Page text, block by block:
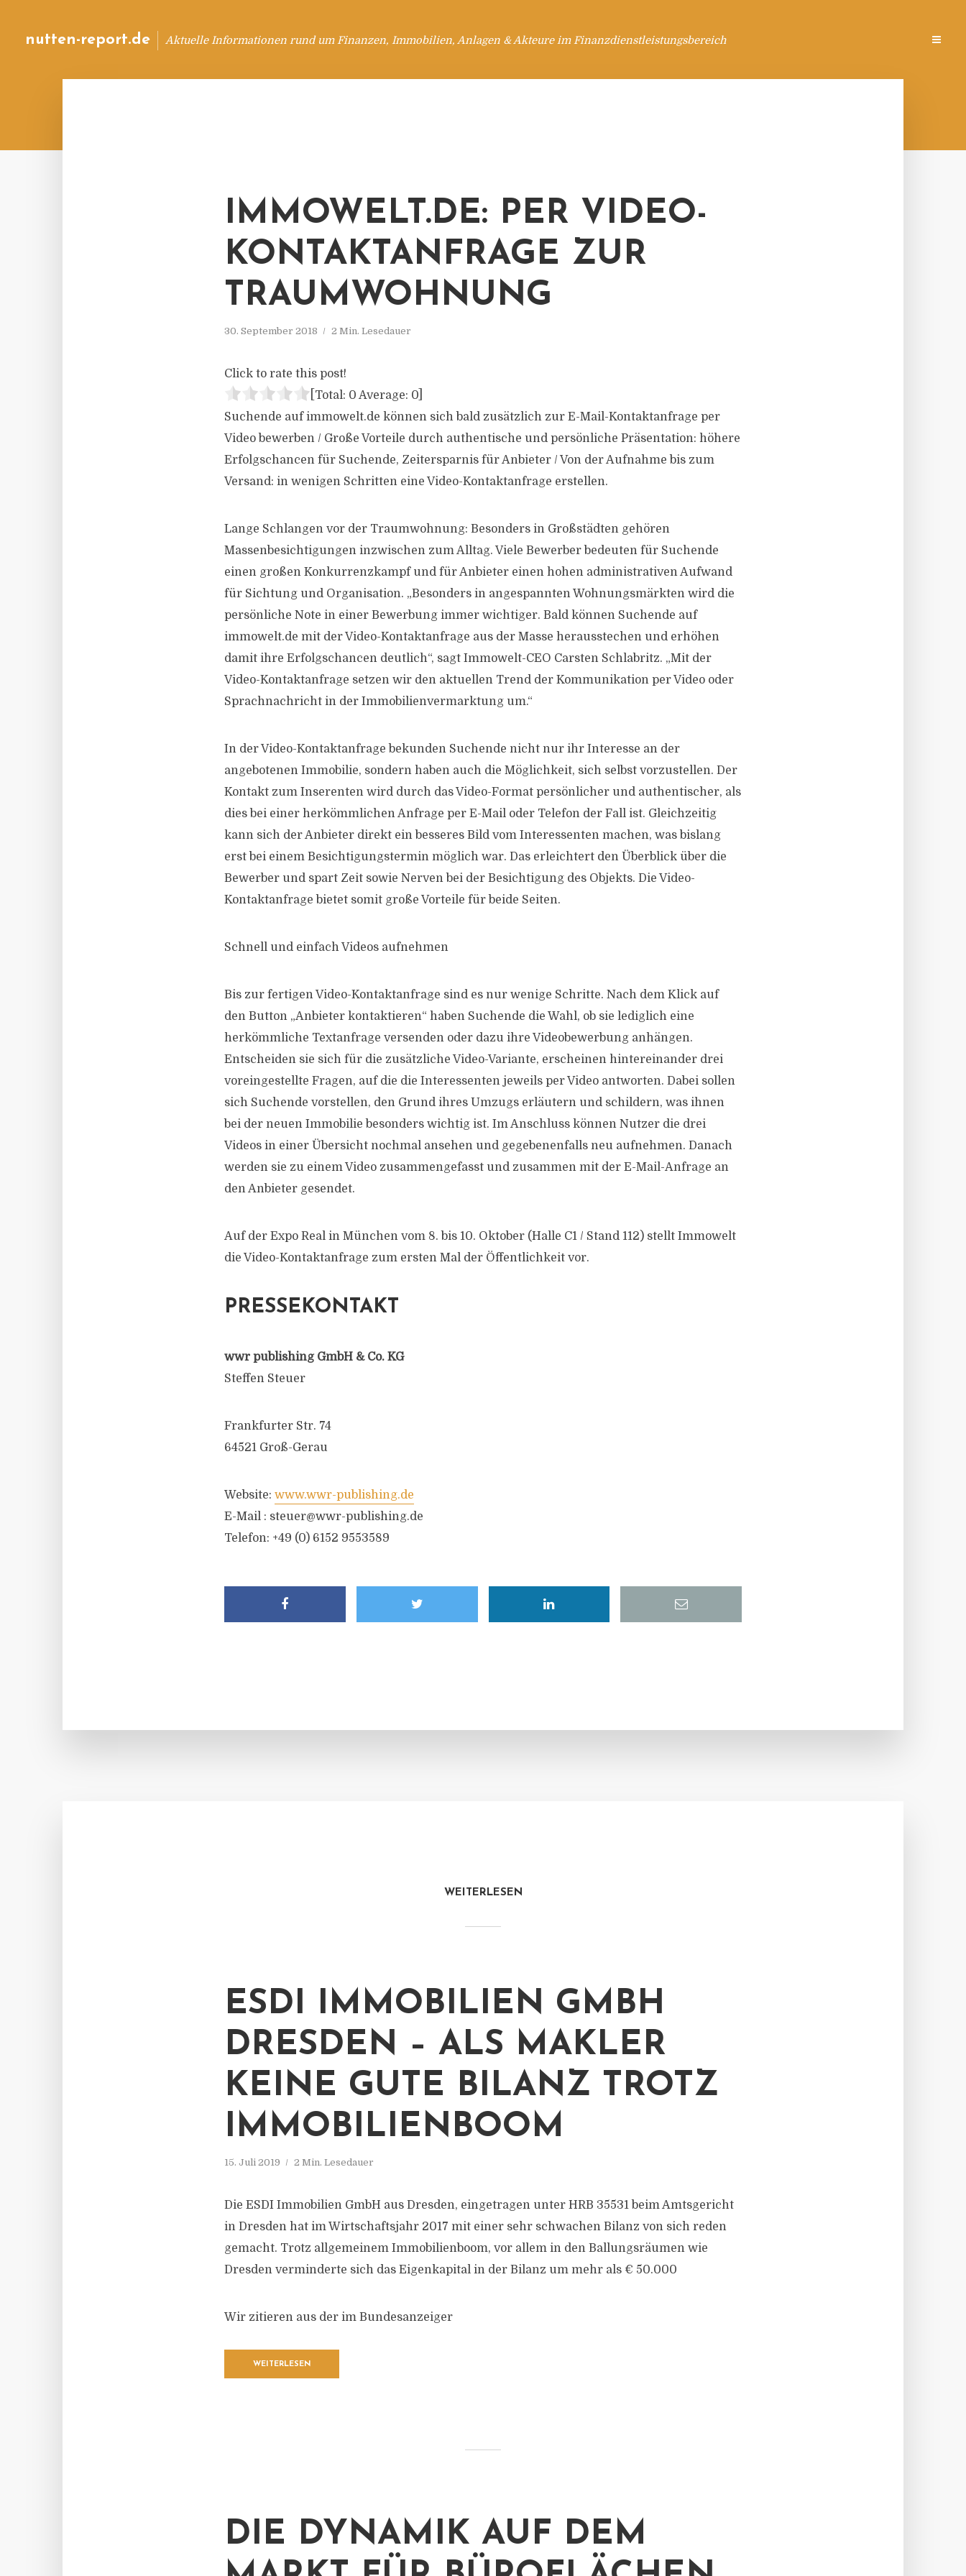
nutten-report.de Aktuelle Informationen rund um Finanzen, Immobilien, Anlagen & Akteure im Finanzdienstleistungsbereich
IMMOWELT.DE: PER VIDEO-
KONTAKTANFRAGE ZUR
TRAUMWOHNUNG
30. September 2018 2 Min. Lesedauer
Click to rate this post!
[Total: 0 Average: 0
Suchende auf immowelt.de können sich bald zusätzlich zur E-Mail-Kontaktanfrage per
Video bewerben / Große Vorteile durch authentische und persönliche Präsentation: höhere
Erfolgschancen für Suchende, Zeitersparnis für Anbieter / Von der Aufnahme bis zum
Versand: in wenigen Schritten eine Video-Kontaktanfrage erstellen.
Lange Schlangen vor der Traumwohnung: Besonders in Großstädten gehören
Massenbesichtigungen inzwischen zum Alltag. Viele Bewerber bedeuten für Suchende
einen großen Konkurrenzkampf und für Anbieter einen hohen administrativen Aufwand
für Sichtung und Organisation. „Besonders in angespannten Wohnungsmärkten wird die
persönliche Note in einer Bewerbung immer wichtiger. Bald können Suchende auf
immowelt.de mit der Video-Kontaktanfrage aus der Masse herausstechen und erhöhen
damit ihre Erfolgschancen deutlich“, sagt Immowelt-CEO Carsten Schlabritz. „Mit der
Video-Kontaktanfrage setzen wir den aktuellen Trend der Kommunikation per Video oder
Sprachnachricht in der Immobilienvermarktung um.“
In der Video-Kontaktanfrage bekunden Suchende nicht nur ihr Interesse an der
angebotenen Immobilie, sondern haben auch die Möglichkeit, sich selbst vorzustellen. Der
Kontakt zum Inserenten wird durch das Video-Format persönlicher und authentischer, als
dies bei einer herkömmlichen Anfrage per E-Mail oder Telefon der Fall ist. Gleichzeitig
kann sich der Anbieter direkt ein besseres Bild vom Interessenten machen, was bislang
erst bei einem Besichtigungstermin möglich war. Das erleichtert den Überblick über die
Bewerber und spart Zeit sowie Nerven bei der Besichtigung des Objekts. Die Video-
Kontaktanfrage bietet somit große Vorteile für beide Seiten.
Schnell und einfach Videos aufnehmen
Bis zur fertigen Video-Kontaktanfrage sind es nur wenige Schritte. Nach dem Klick auf
den Button „Anbieter kontaktieren“ haben Suchende die Wahl, ob sie lediglich eine
herkömmliche Textanfrage versenden oder dazu ihre Videobewerbung anhängen.
Entscheiden sie sich für die zusätzliche Video-Variante, erscheinen hintereinander drei
voreingestellte Fragen, auf die die Interessenten jeweils per Video antworten. Dabei sollen
sich Suchende vorstellen, den Grund ihres Umzugs erläutern und schildern, was ihnen
bei der neuen Immobilie besonders wichtig ist. Im Anschluss können Nutzer die drei
Videos in einer Übersicht nochmal ansehen und gegebenenfalls neu aufnehmen. Danach
werden sie zu einem Video zusammengefasst und zusammen mit der E-Mail-Anfrage an
den Anbieter gesendet.
Auf der Expo Real in München vom 8. bis 10. Oktober (Halle C1 / Stand 112) stellt Immowelt
die Video-Kontaktanfrage zum ersten Mal der Öffentlichkeit vor.
PRESSEKONTAKT
wwr publishing GmbH & Co. KG
Steffen Steuer
Frankfurter Str. 74
64521 Groß-Gerau
Website: www.wwr-publishing.de
E-Mail : steuer@wwr-publishing.de
Telefon: +49 (0) 6152 9553589
WEITERLESEN
ESDI IMMOBILIEN GMBH
DRESDEN – ALS MAKLER
KEINE GUTE BILANZ TROTZ
IMMOBILIENBOOM
15. Juli 2019 2 Min. Lesedauer
Die ESDI Immobilien GmbH aus Dresden, eingetragen unter HRB 35531 beim Amtsgericht
in Dresden hat im Wirtschaftsjahr 2017 mit einer sehr schwachen Bilanz von sich reden
gemacht. Trotz allgemeinem Immobilienboom, vor allem in den Ballungsräumen wie
Dresden verminderte sich das Eigenkapital in der Bilanz um mehr als € 50.000
Wir zitieren aus der im Bundesanzeiger
WEITERLESEN
DIE DYNAMIK AUF DEM